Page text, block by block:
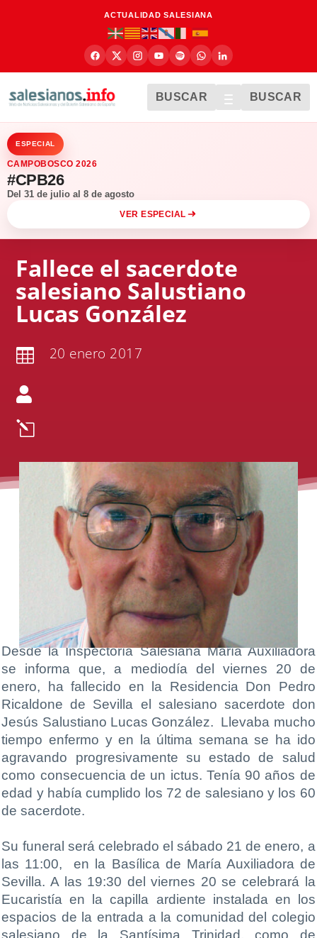
ACTUALIDAD SALESIANA
BUSCAR BUSCAR
ESPECIAL
CAMPOBOSCO 2026
#CPB26
Del 31 de julio al 8 de agosto
VER ESPECIAL
Fallece el sacerdote
salesiano Salustiano
Lucas González
 20 enero 2017

l
Desde la Inspectoría Salesiana María Auxiliadora
se informa que, a mediodía del viernes 20 de
enero, ha fallecido en la Residencia Don Pedro
Ricaldone de Sevilla el salesiano sacerdote don
Jesús Salustiano Lucas González. Llevaba mucho
tiempo enfermo y en la última semana se ha ido
agravando progresivamente su estado de salud
como consecuencia de un ictus. Tenía 90 años de
edad y había cumplido los 72 de salesiano y los 60
de sacerdote.
Su funeral será celebrado el sábado 21 de enero, a
las 11:00, en la Basílica de María Auxiliadora de
Sevilla. A las 19:30 del viernes 20 se celebrará la
Eucaristía en la capilla ardiente instalada en los
espacios de la entrada a la comunidad del colegio
salesiano de la Santísima Trinidad, como de